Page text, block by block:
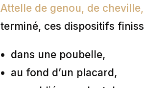
Attelle de genou, de
terminé, ces dispositifs
dans une poubelle,
au fond d’un placard,